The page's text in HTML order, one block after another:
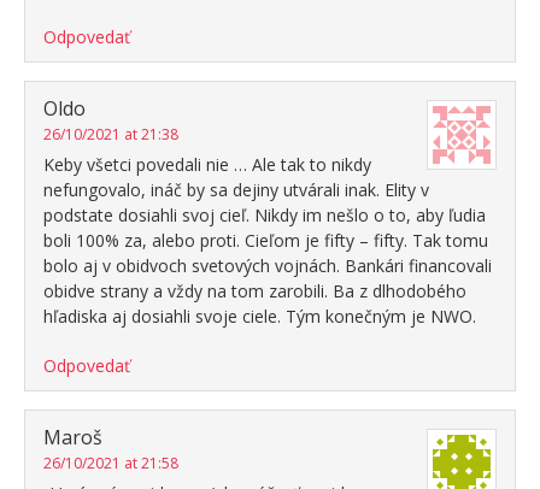
Odpovedať
Oldo
26/10/2021 at 21:38
Keby všetci povedali nie … Ale tak to nikdy
nefungovalo, ináč by sa dejiny utvárali inak. Elity v
podstate dosiahli svoj cieľ. Nikdy im nešlo o to, aby ľudia
boli 100% za, alebo proti. Cieľom je fifty – fifty. Tak tomu
bolo aj v obidvoch svetových vojnách. Bankári financovali
obidve strany a vždy na tom zarobili. Ba z dlhodobého
hľadiska aj dosiahli svoje ciele. Tým konečným je NWO.
Odpovedať
Maroš
26/10/2021 at 21:58